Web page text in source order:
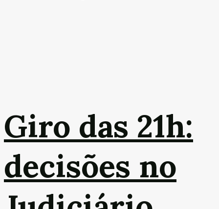
Giro das 21h:
decisões no